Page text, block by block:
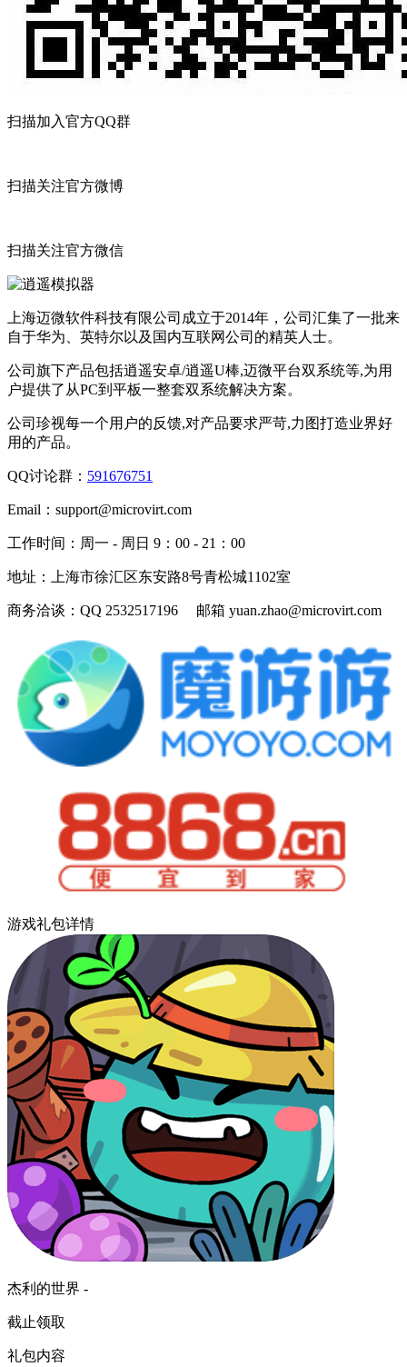
扫描加入官方QQ群
扫描关注官方微博
扫描关注官方微信
上海迈微软件科技有限公司成立于2014年，公司汇集了一批来
自于华为、英特尔以及国内互联网公司的精英人士。
公司旗下产品包括逍遥安卓/逍遥U棒,迈微平台双系统等,为用
户提供了从PC到平板一整套双系统解决方案。
公司珍视每一个用户的反馈,对产品要求严苛,力图打造业界好
用的产品。
QQ讨论群： 591676751
Email： support@microvirt.com
工作时间： 周一 - 周日 9：00 - 21：00
地址： 上海市徐汇区东安路8号青松城1102室
商务洽谈： QQ 2532517196 邮箱 yuan.zhao@microvirt.com
游戏礼包详情
杰利的世界 -
截止领取
礼包内容